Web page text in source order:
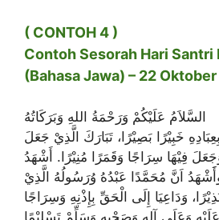
( CONTOH 4 )
Contoh Sesorah Hari Santri
(Bahasa Jawa) – 22 Oktober
السَّلاَمُ عَلَيْكُمْ وَرَحْمَةُ اللهِ وَبَرَكَاتُهُ
خَبِيْرًا بَصِيْرًا، تَبَارَكَ الَّذِيْ جَعَلَ
فِيْهَا سِرَاجًا وَقَمَرًا مُنِيْرًا. أَشْهَدُ
وأََشْهَدُ اَنَّ مُحَمَّدًا عَبْدُهُ وُرَسُولُهُ الَّذِيْ
وَدَاعِيَا إِلَى الْحَقِّ بِإِذْنِهِ وَسِرَاجًا
وَعَلَى آلِهِ وَصَحْبِهِ وَسَلِّمْ تَسْلِيْمًا